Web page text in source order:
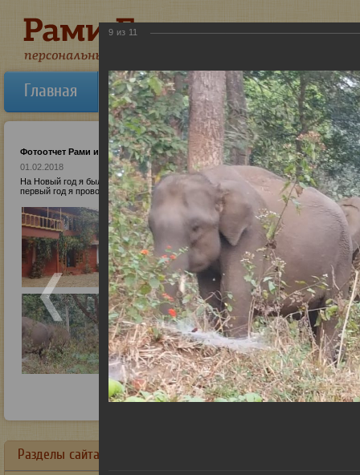
Главная Об авторе Новости
Фотоотчет Рами из Индии
01.02.2018
На Новый год я был в Южной Индии, в джунглях. Говорят, как встретишь Новый
первый год я провожу его в шрамах и духовных местах. Читать подробнее: http://
Разделы сайта в алфавитном порядке:
9 из 11